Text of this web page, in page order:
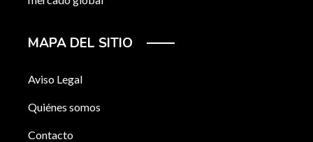
MAPA DEL SITIO
Aviso Legal
Quiénes somos
Contacto